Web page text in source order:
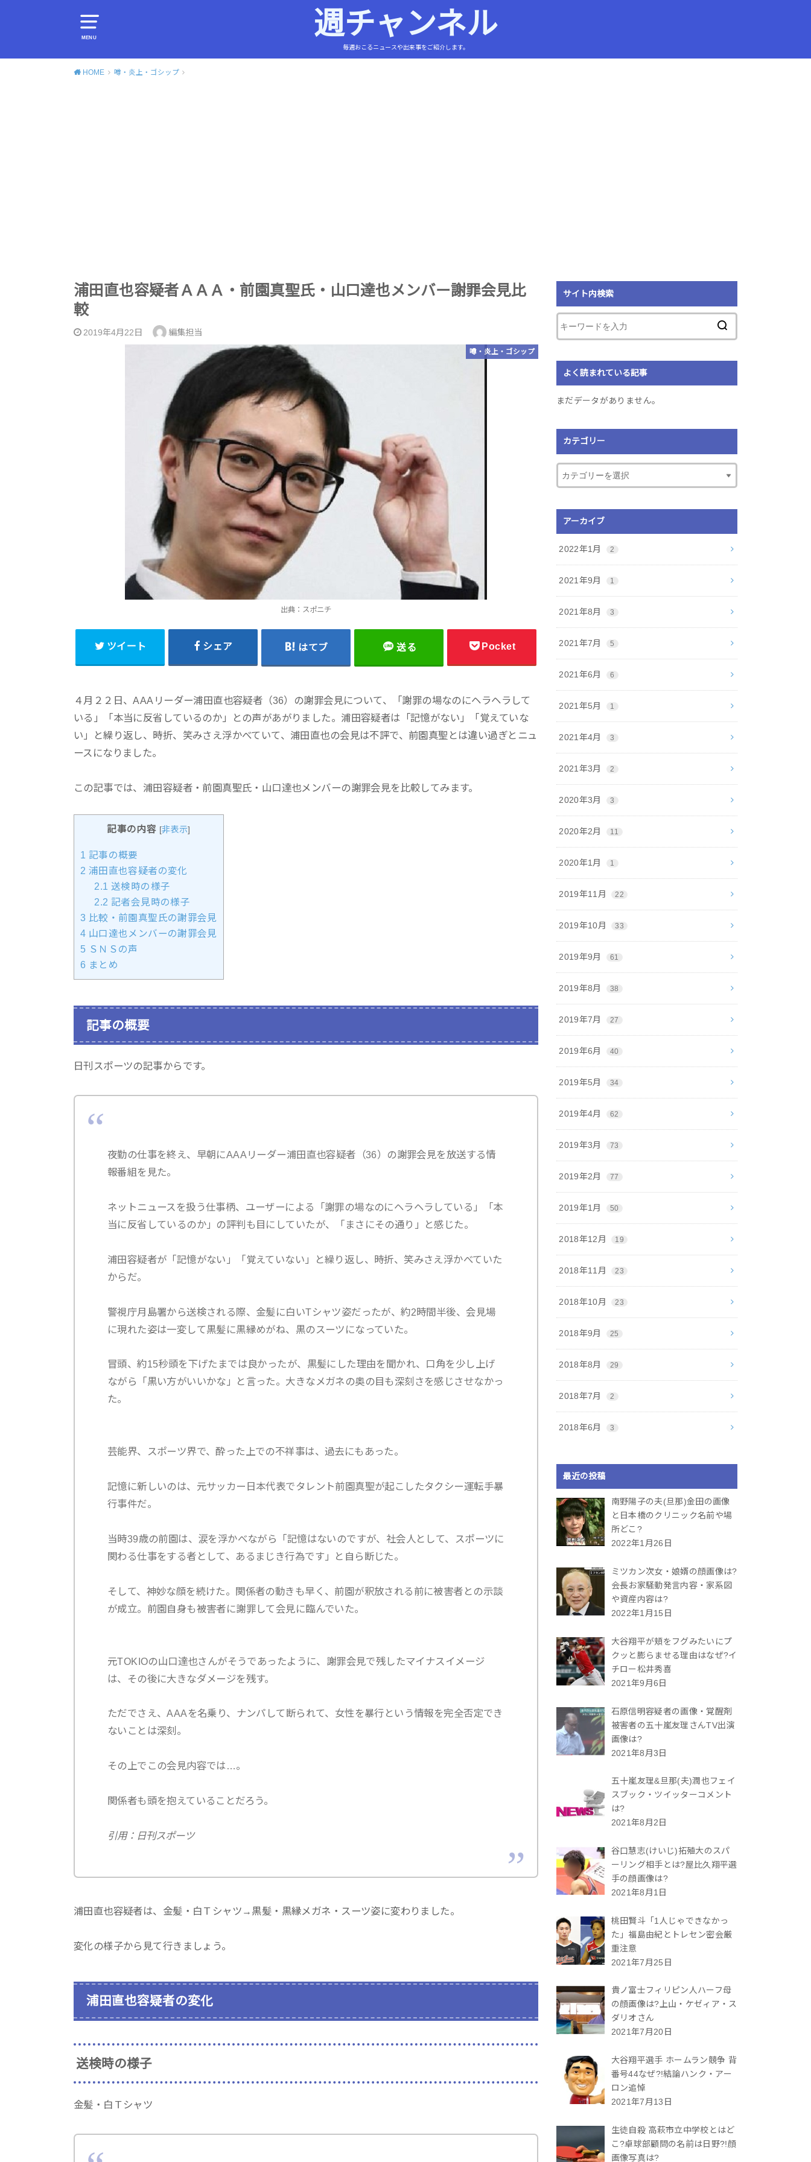
MENU 週チャンネル
毎週おこるニュースや出来事をご紹介します。
HOME 噂・炎上・ゴシップ
浦田直也容疑者ＡＡＡ・前園真聖氏・山口達也メンバー謝罪会見比
較
2019年4月22日 編集担当
出典：スポニチ
噂・炎上・ゴシップ
ツイート シェア はてブ 送る Pocket
４月２２日、AAAリーダー浦田直也容疑者（36）の謝罪会見について、「謝罪の場なのにヘラヘラして
いる」「本当に反省しているのか」との声があがりました。浦田容疑者は「記憶がない」「覚えていな
い」と繰り返し、時折、笑みさえ浮かべていて、浦田直也の会見は不評で、前園真聖とは違い過ぎとニュ
ースになりました。
この記事では、浦田容疑者・前園真聖氏・山口達也メンバーの謝罪会見を比較してみます。
記事の内容 [非表示]
1 記事の概要
2 浦田直也容疑者の変化
2.1 送検時の様子
2.2 記者会見時の様子
3 比較・前園真聖氏の謝罪会見
4 山口達也メンバーの謝罪会見
5 ＳＮＳの声
6 まとめ
記事の概要
日刊スポーツの記事からです。
夜勤の仕事を終え、早朝にAAAリーダー浦田直也容疑者（36）の謝罪会見を放送する情
報番組を見た。
ネットニュースを扱う仕事柄、ユーザーによる「謝罪の場なのにヘラヘラしている」「本
当に反省しているのか」の評判も目にしていたが、「まさにその通り」と感じた。
浦田容疑者が「記憶がない」「覚えていない」と繰り返し、時折、笑みさえ浮かべていた
からだ。
警視庁月島署から送検される際、金髪に白いTシャツ姿だったが、約2時間半後、会見場
に現れた姿は一変して黒髪に黒縁めがね、黒のスーツになっていた。
冒頭、約15秒頭を下げたまでは良かったが、黒髪にした理由を聞かれ、口角を少し上げ
ながら「黒い方がいいかな」と言った。大きなメガネの奥の目も深刻さを感じさせなかっ
た。
芸能界、スポーツ界で、酔った上での不祥事は、過去にもあった。
記憶に新しいのは、元サッカー日本代表でタレント前園真聖が起こしたタクシー運転手暴
行事件だ。
当時39歳の前園は、涙を浮かべながら「記憶はないのですが、社会人として、スポーツに
関わる仕事をする者として、あるまじき行為です」と自ら断じた。
そして、神妙な顔を続けた。関係者の動きも早く、前園が釈放される前に被害者との示談
が成立。前園自身も被害者に謝罪して会見に臨んでいた。
元TOKIOの山口達也さんがそうであったように、謝罪会見で残したマイナスイメージ
は、その後に大きなダメージを残す。
ただでさえ、AAAを名乗り、ナンパして断られて、女性を暴行という情報を完全否定でき
ないことは深刻。
その上でこの会見内容では…。
関係者も頭を抱えていることだろう。
引用：日刊スポーツ
浦田直也容疑者は、金髪・白Ｔシャツ→黒髪・黒縁メガネ・スーツ姿に変わりました。
変化の様子から見て行きましょう。
浦田直也容疑者の変化
送検時の様子
金髪・白Ｔシャツ
サイト内検索
よく読まれている記事
まだデータがありません。
カテゴリー
アーカイブ
2022年1月 2
2021年9月 1
2021年8月 3
2021年7月 5
2021年6月 6
2021年5月 1
2021年4月 3
2021年3月 2
2020年3月 3
2020年2月 11
2020年1月 1
2019年11月 22
2019年10月 33
2019年9月 61
2019年8月 38
2019年7月 27
2019年6月 40
2019年5月 34
2019年4月 62
2019年3月 73
2019年2月 77
2019年1月 50
2018年12月 19
2018年11月 23
2018年10月 23
2018年9月 25
2018年8月 29
2018年7月 2
2018年6月 3
最近の投稿
南野陽子の夫(旦那)金田の画像
と日本橋のクリニック名前や場
所どこ?
2022年1月26日
ミツカン次女・娘婿の顔画像は?
会長お家騒動発言内容・家系図
や資産内容は?
2022年1月15日
大谷翔平が頬をフグみたいにプ
クッと膨らませる理由はなぜ?イ
チロー松井秀喜
2021年9月6日
石原信明容疑者の画像・覚醒剤
被害者の五十嵐友理さんTV出演
画像は?
2021年8月3日
五十嵐友理&旦那(夫)潤也フェイ
スブック・ツイッターコメント
は?
2021年8月2日
谷口慧志(けいじ)拓殖大のスパ
ーリング相手とは?屋比久翔平選
手の顔画像は?
2021年8月1日
桃田賢斗「1人じゃできなかっ
た」福島由紀とトレセン密会厳
重注意
2021年7月25日
貴ノ富士フィリピン人ハーフ母
の顔画像は?上山・ケゼィア・ス
ダリオさん
2021年7月20日
大谷翔平選手 ホームラン競争 背
番号44なぜ?!結論ハンク・アー
ロン追悼
2021年7月13日
生徒自殺 高萩市立中学校とはど
こ?卓球部顧問の名前は日野?!顔
画像写真は?